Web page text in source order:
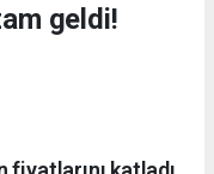
geldi!